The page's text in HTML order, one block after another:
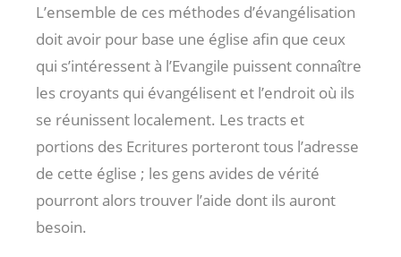
L’ensemble de ces méthodes d’évangélisation
doit avoir pour base une église afin que ceux
qui s’intéressent à l’Evangile puissent connaître
les croyants qui évangélisent et l’endroit où ils
se réunissent localement. Les tracts et
portions des Ecritures porteront tous l’adresse
de cette église ; les gens avides de vérité
pourront alors trouver l’aide dont ils auront
besoin.